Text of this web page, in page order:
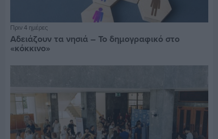
Πριν 4 ημέρες
Αδειάζουν τα νησιά – Το δημογραφικό στο
«κόκκινο»